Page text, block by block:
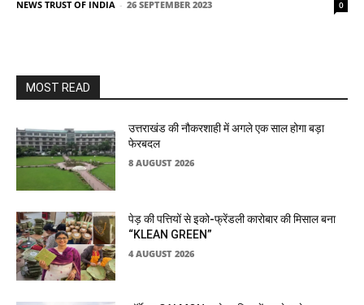
NEWS TRUST OF INDIA - 26 SEPTEMBER 2023 0
MOST READ
उत्तराखंड की नौकरशाही में अगले एक साल होगा बड़ा
फेरबदल
8 AUGUST 2026
पेड़ की पत्तियों से इको-फ्रेंडली कारोबार की मिसाल बना
“KLEAN GREEN”
4 AUGUST 2026